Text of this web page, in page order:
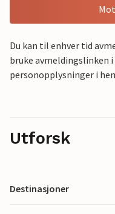
Du kan til enhver tid
bruke avmeldingslinken
personopplysninger i
Utforsk
Destinasjoner